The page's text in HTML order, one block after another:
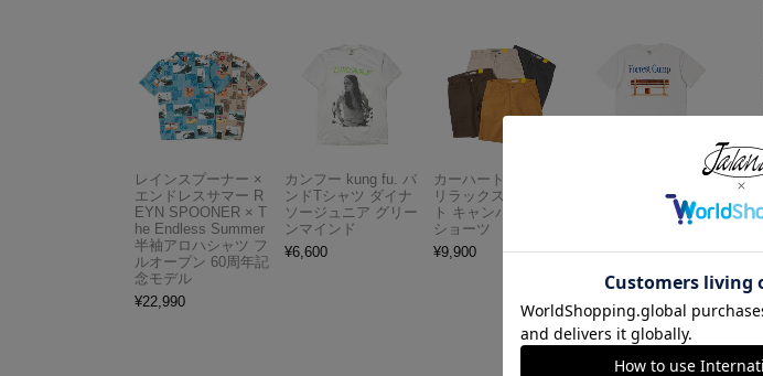
レインスプーナー ×
エンドレスサマー R
EYN SPOONER × T
he Endless Summer
半袖アロハシャツ フ
ルオープン 60周年記
念モデル
¥22,990
カンフー kung fu. バ
ンドTシャツ ダイナ
ソージュニア グリー
ンマインド
¥6,600
カーハート Carhartt
リラックスドフィッ
ト キャンバスワーク
ショーツ
¥9,900
アメリカンクラシッ
クス AMERICAN CL
ASSICS ムービーT
シャツ フォレストガ